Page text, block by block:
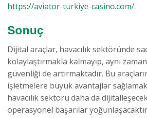
https://aviator-turkiye-casino.com/.
Sonuç
Dijital araçlar, havacılık sektöründe
kolaylaştırmakla kalmayıp, aynı
güvenliği de artırmaktadır. Bu
işletmelere büyük avantajlar
havacılık sektörü daha da
operasyonel başarılar